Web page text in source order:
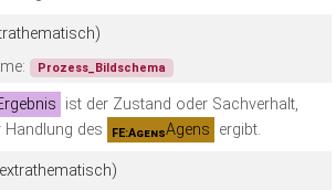
Prozess_Bildschema
ist der Zustand oder Sachverhalt,
des
FE:AgensAgens ergibt.